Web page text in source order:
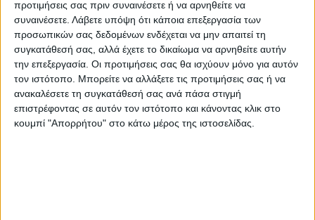
προτιμήσεις σας πριν συναινέσετε ή να αρνηθείτε να
συναινέσετε. Λάβετε υπόψη ότι κάποια επεξεργασία των
προσωπικών σας δεδομένων ενδέχεται να μην απαιτεί τη
συγκατάθεσή σας, αλλά έχετε το δικαίωμα να αρνηθείτε αυτήν
την επεξεργασία. Οι προτιμήσεις σας θα ισχύουν μόνο για αυτόν
τον ιστότοπο. Μπορείτε να αλλάξετε τις προτιμήσεις σας ή να
ανακαλέσετε τη συγκατάθεσή σας ανά πάσα στιγμή
επιστρέφοντας σε αυτόν τον ιστότοπο και κάνοντας κλικ στο
κουμπί "Απορρήτου" στο κάτω μέρος της ιστοσελίδας.
ΠΑΡΟΜΟΙΑ ΑΡΘΡΑ